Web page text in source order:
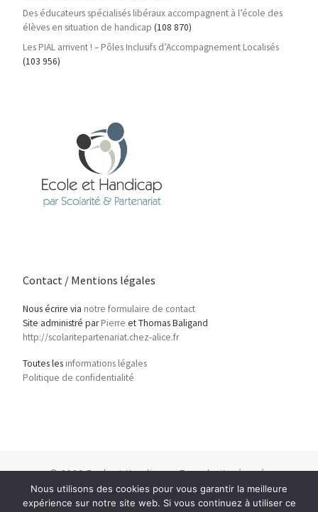
Des éducateurs spécialisés libéraux accompagnent à l’école des
élèves en situation de handicap (108 870)
Les PIAL arrivent ! – Pôles Inclusifs d’Accompagnement Localisés
(103 956)
Contact / Mentions légales
Nous écrire via notre formulaire de contact
Site administré parPierre et Thomas Baligand
http://scolaritepartenariat.chez-alice.fr
Toutes les informations légales
Politique de confidentialité
© 2026Ecole et Handicap– Tous droits réservés
Propulsé parWP– Réalisé avec theThème Customizr
Nous utilisons des cookies pour vous garantir la meilleure
expérience sur notre site web. Si vous continuez à utiliser ce